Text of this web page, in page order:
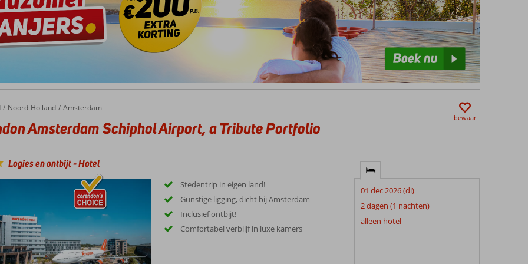
Noord-Holland Amsterdam
Amsterdam Schiphol Airport, a Tribute Portfolio
Logies en ontbijt-Hotel
bewaar
Stedentrip in eigen land!
Gunstige ligging, dicht bij Amsterdam
Inclusief ontbijt!
Comfortabel verblijf in luxe kamers
01 dec 2026 (di)
2 dagen (1 nachten)
alleen hotel